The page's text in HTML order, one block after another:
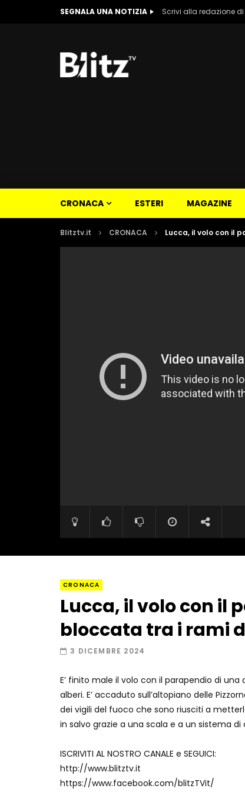
SEGNALA UNA NOTIZIA Scrivi alla redazione di
CRONACA ESTERI MAGAZINE
Blitztv.it CRONACA Lucca, il volo con il
CRONACA
Lucca, il volo con il
bloccata tra i rami
3 DICEMBRE 2024
E’ finito male il volo con il parapendio di
alberi. E’ accaduto sull’altopiano delle
dei vigili del fuoco che sono riusciti a
in salvo grazie a una scala e a un sistema di
ISCRIVITI AL NOSTRO CANALE e SEGUICI:
http://www.blitztv.it
https://www.facebook.com/blitzTVit/